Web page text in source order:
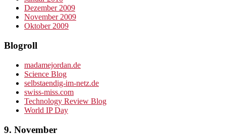
Dezember 2009
November 2009
Oktober 2009
Blogroll
madamejordan.de
Science Blog
selbstaendig-im-netz.de
swiss-miss.com
Technology Review Blog
World IP Day
9. November